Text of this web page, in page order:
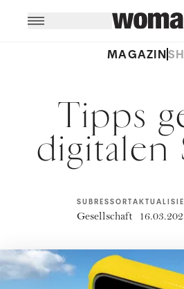
MAGAZIN
Tipps
digitalen
SUBRESSORT
Gesellschaft